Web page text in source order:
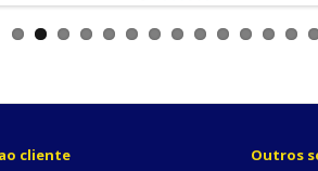
cliente Outros